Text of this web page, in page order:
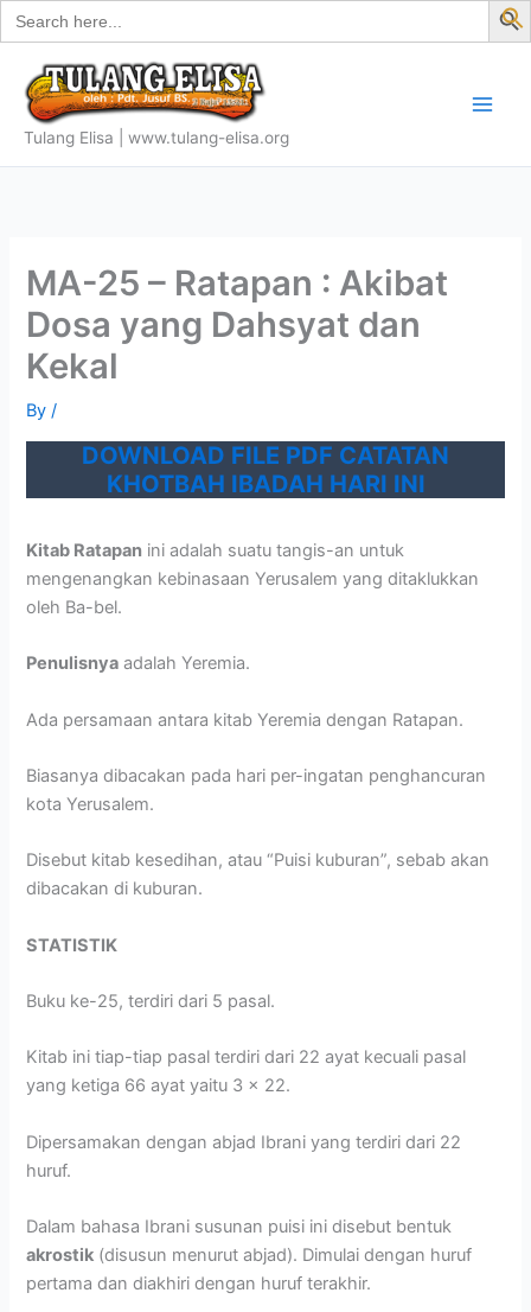
Search
for:
Skip
to
content
Tulang Elisa | www.tulang-elisa.org
MA-25 – Ratapan : Akibat
Dosa yang Dahsyat dan
Kekal
By/
DOWNLOAD FILE PDF CATATAN
KHOTBAH IBADAH HARI INI
Kitab Ratapan ini adalah suatu tangis-an untuk
mengenangkan kebinasaan Yerusalem yang ditaklukkan
oleh Ba-bel.
Penulisnya adalah Yeremia.
Ada persamaan antara kitab Yeremia dengan Ratapan.
Biasanya dibacakan pada hari per-ingatan penghancuran
kota Yerusalem.
Disebut kitab kesedihan, atau “Puisi kuburan”, sebab akan
dibacakan di kuburan.
STATISTIK
Buku ke-25, terdiri dari 5 pasal.
Kitab ini tiap-tiap pasal terdiri dari 22 ayat kecuali pasal
yang ketiga 66 ayat yaitu 3 x 22.
Dipersamakan dengan abjad Ibrani yang terdiri dari 22
huruf.
Dalam bahasa Ibrani susunan puisi ini disebut bentuk
akrostik (disusun menurut abjad). Dimulai dengan huruf
pertama dan diakhiri dengan huruf terakhir.